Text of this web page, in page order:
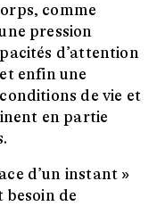
comme
pression
d’attention
enfin une
de vie et
en partie
d’un instant »
besoin de